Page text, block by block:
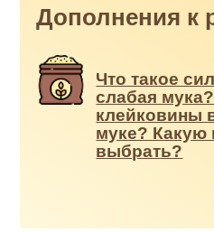
Дополнения к
Что такое
слабая
клейковины
муке? Какую
выбрать?